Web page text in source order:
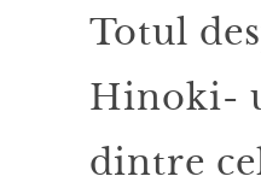
Totul
Hinoki-
dintre